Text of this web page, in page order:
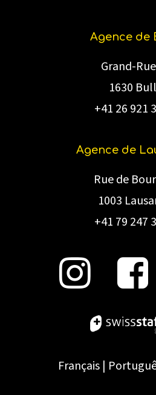
Agence de
Grand-
1630
+41 26 921
Agence de
Rue de
1003
+41 79 247
Français |